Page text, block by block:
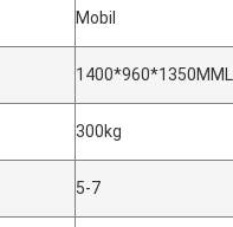
Mobil
1400*960*1350MML
300kg
5-7